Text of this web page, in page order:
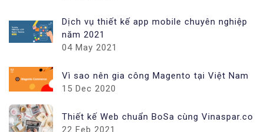
Dịch vụ thiết kế app mobile chuyên nghiệp
năm 2021
04 May 2021
Vì sao nên gia công Magento tại Việt Nam
15 Dec 2020
Thiết kế Web chuẩn BoSa cùng Vinaspar.co
22 Feb 2021